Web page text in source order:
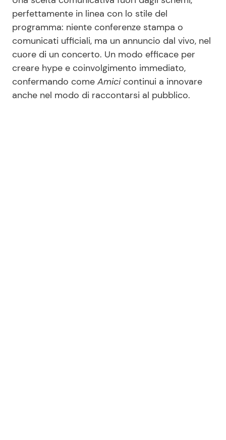
perfettamente in linea con lo stile del
programma: niente conferenze stampa o
comunicati ufficiali, ma un annuncio dal vivo, nel
cuore di un concerto. Un modo efficace per
creare hype e coinvolgimento immediato,
confermando come Amicicontinui a innovare
anche nel modo di raccontarsi al pubblico.